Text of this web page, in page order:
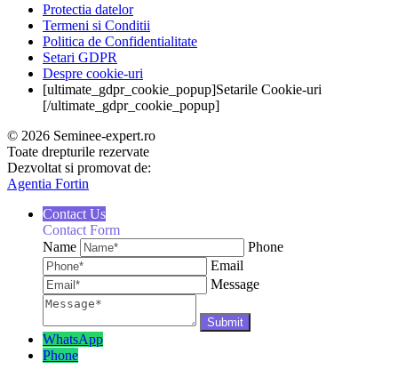
Protectia datelor
Termeni si Conditii
Politica de Confidentialitate
Setari GDPR
Despre cookie-uri
[ultimate_gdpr_cookie_popup]Setarile Cookie-uri
[/ultimate_gdpr_cookie_popup]
© 2026 Seminee-expert.ro
Toate drepturile rezervate
Dezvoltat si promovat de:
Agentia Fortin
Contact Us
Contact Form
Name
Phone
Email
Message
WhatsApp
Phone